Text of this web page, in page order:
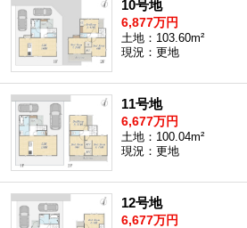
10号地
6,877万円
土地：103.60m²
現況：更地
11号地
6,677万円
土地：100.04m²
現況：更地
12号地
6,677万円